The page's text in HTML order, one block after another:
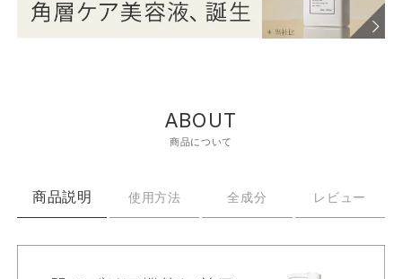
ABOUT
商品について
商品説明 使用方法 全成分 レビュー